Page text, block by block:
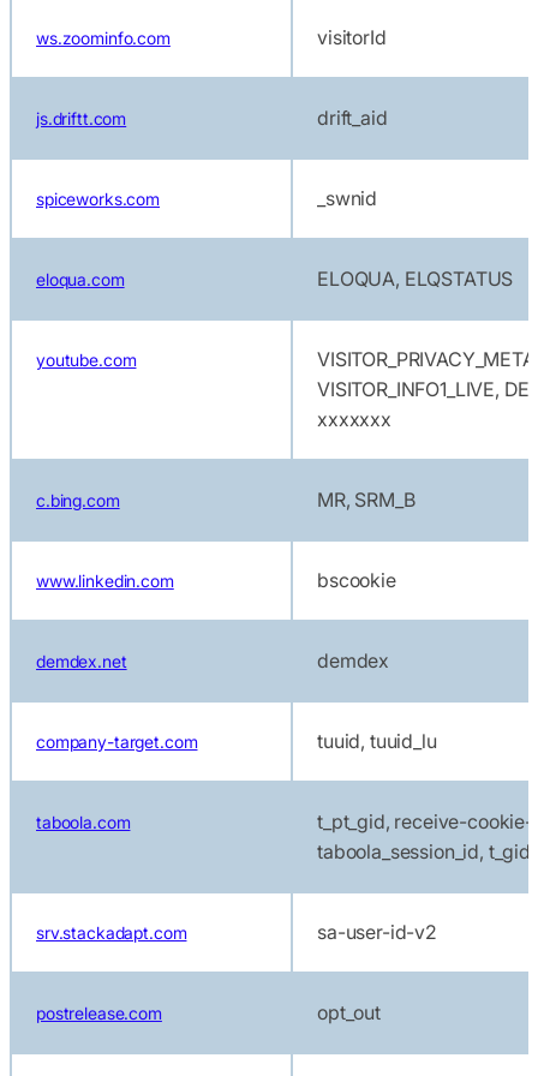
ws.zoominfo.com visitorId
js.driftt.com drift_aid
spiceworks.com _swnid
eloqua.com ELOQUA, ELQSTATUS
youtube.com
VISITOR_INFO1_LIVE,
xxxxxxx
c.bing.com MR, SRM_B
www.linkedin.com bscookie
demdex.net demdex
company-target.com tuuid, tuuid_lu
taboola.com
t_pt_gid, receive-
taboola_session_id, t_gid
srv.stackadapt.com sa-user-id-v2
postrelease.com opt_out